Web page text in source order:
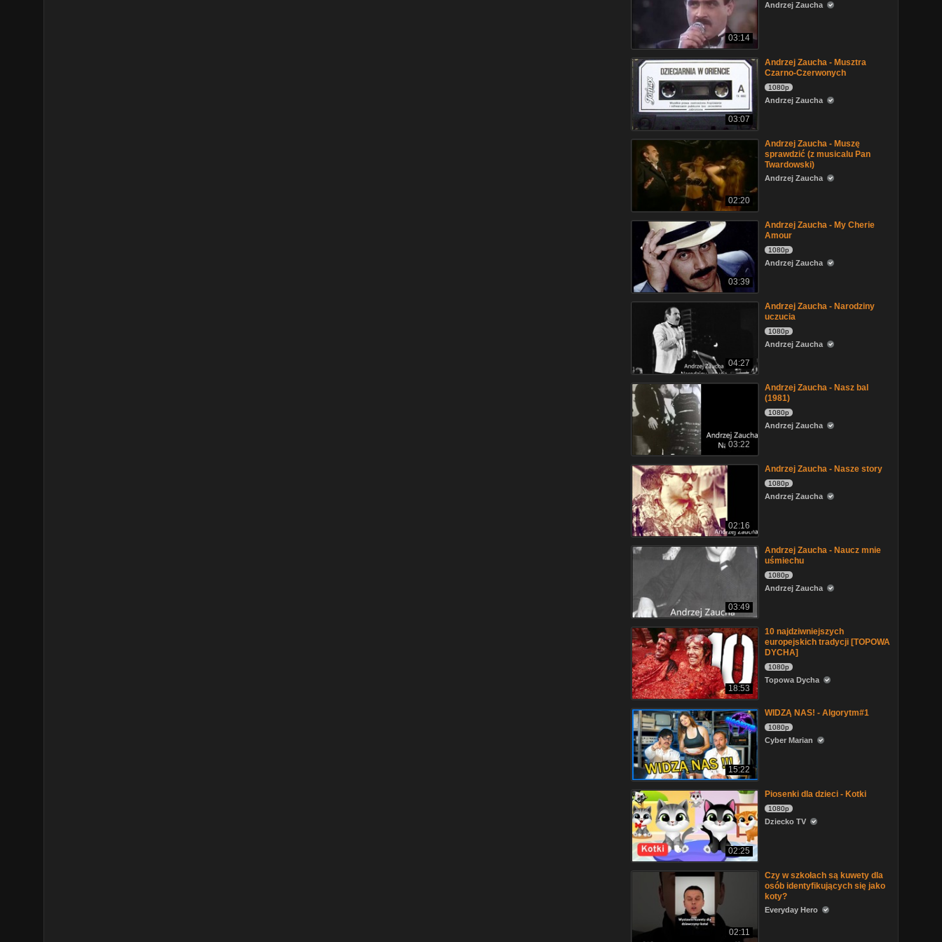
03:14
Andrzej Zaucha
03:07
Andrzej Zaucha - Musztra
Czarno-Czerwonych
1080p
Andrzej Zaucha
02:20
Andrzej Zaucha - Muszę
sprawdzić (z musicalu Pan
Twardowski)
Andrzej Zaucha
03:39
Andrzej Zaucha - My Cherie
Amour
1080p
Andrzej Zaucha
04:27
Andrzej Zaucha - Narodziny
uczucia
1080p
Andrzej Zaucha
03:22
Andrzej Zaucha - Nasz bal
(1981)
1080p
Andrzej Zaucha
02:16
Andrzej Zaucha - Nasze story
1080p
Andrzej Zaucha
03:49
Andrzej Zaucha - Naucz mnie
uśmiechu
1080p
Andrzej Zaucha
18:53
10 najdziwniejszych
europejskich tradycji [TOPOWA
DYCHA]
1080p
Topowa Dycha
15:22
WIDZĄ NAS! - Algorytm#1
1080p
Cyber Marian
02:25
Piosenki dla dzieci - Kotki
1080p
Dziecko TV
02:11
Czy w szkołach są kuwety dla
osób identyfikujących się jako
koty?
Everyday Hero